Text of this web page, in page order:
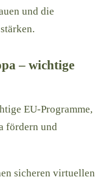
und die
– wichtige
EU-Programme,
fördern und
sicheren virtuellen